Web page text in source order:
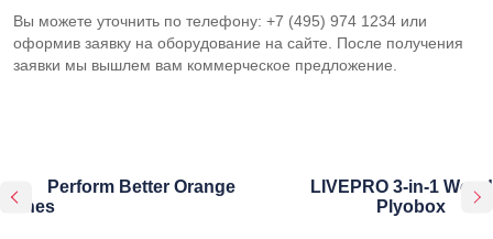
Вы можете уточнить по телефону: +7 (495) 974 1234 или
оформив заявку на оборудование на сайте. После получения
заявки мы вышлем вам коммерческое предложение.
Perform Better Orange
Cones
LIVEPRO 3-in-1 Wood
Plyobox